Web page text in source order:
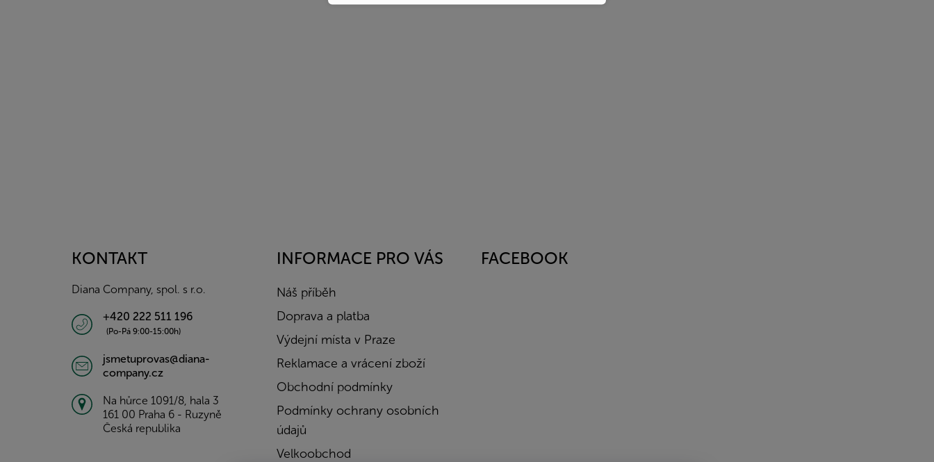
KONTAKT
Diana Company, spol. s r.o.
+420 222 511 196
(Po-Pá 9:00-15:00h)
jsmetuprovas@diana-
company.cz
Na hůrce 1091/8, hala 3
161 00 Praha 6 - Ruzyně
Česká republika
INFORMACE PRO VÁS
Náš příběh
Doprava a platba
Výdejní místa v Praze
Reklamace a vrácení zboží
Obchodní podmínky
Podmínky ochrany osobních
údajů
Velkoobchod
FACEBOOK